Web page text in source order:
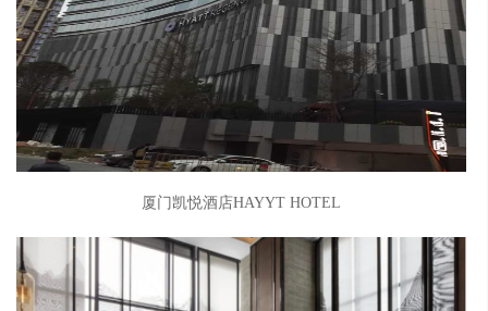
厦门凯悦酒店HAYYT HOTEL